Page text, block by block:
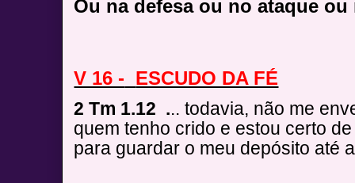
Ou na defesa ou no ataque
V 16 - ESCUDO DA FÉ
2 Tm 1.12 ... todavia, não me
quem tenho crido e estou certo
para guardar o meu depósito até